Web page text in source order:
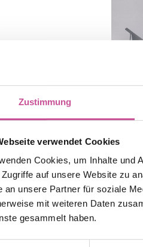
Zustimmung
verwendet Cookies
Cookies, um Inhalte und
Zugriffe auf unsere Website zu
an unsere Partner für soziale
mit weiteren Daten
gesammelt haben.